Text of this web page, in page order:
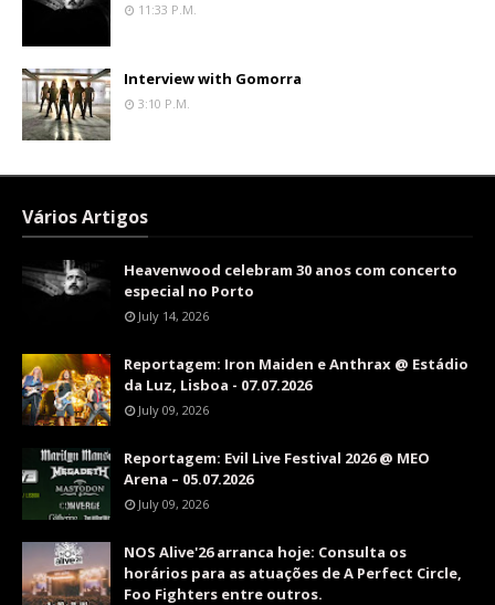
11:33 P.m.
Interview with Gomorra
3:10 P.m.
Vários Artigos
Heavenwood celebram 30 anos com concerto
especial no Porto
July 14, 2026
Reportagem: Iron Maiden e Anthrax @ Estádio
da Luz, Lisboa - 07.07.2026
July 09, 2026
Reportagem: Evil Live Festival 2026 @ MEO
Arena – 05.07.2026
July 09, 2026
NOS Alive'26 arranca hoje: Consulta os
horários para as atuações de A Perfect Circle,
Foo Fighters entre outros.